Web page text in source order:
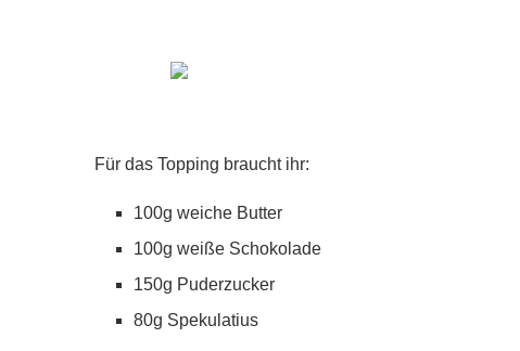
Für das Topping braucht ihr:
100g weiche Butter
100g weiße Schokolade
150g Puderzucker
80g Spekulatius